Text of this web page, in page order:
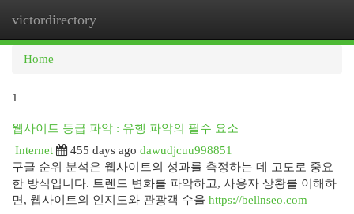
victordirectory
Home
1
웹사이트 등급 파악 : 유행 파악의 필수 요소
Internet
455 days ago dawudjcuu998851
구글 순위 분석은 웹사이트의 성과를 측정하는 데 고도로 중요
한 방식입니다. 트렌드 변화를 파악하고, 사용자 상황를 이해하
면, 웹사이트의 인지도와 관광객 수을 https://bellnseo.com